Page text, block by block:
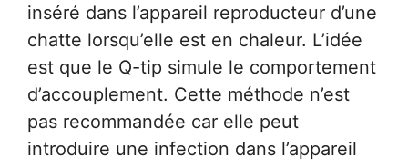
inséré dans l’appareil reproducteur d’une
chatte lorsqu’elle est en chaleur. L’idée
est que le Q-tip simule le comportement
d’accouplement. Cette méthode n’est
pas recommandée car elle peut
introduire une infection dans l’appareil